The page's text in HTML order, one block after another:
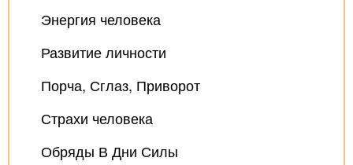
Энергия человека
Развитие личности
Порча, Сглаз, Приворот
Страхи человека
Обряды В Дни Силы